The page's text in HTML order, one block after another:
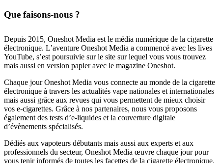
Que faisons-nous ?
Depuis 2015, Oneshot Media est le média numérique de la cigarette
électronique. L’aventure Oneshot Media a commencé avec les lives
YouTube, s’est poursuivie sur le site sur lequel vous vous trouvez
mais aussi en version papier avec le magazine Oneshot.
Chaque jour Oneshot Media vous connecte au monde de la cigarette
électronique à travers les actualités vape nationales et internationales
mais aussi grâce aux revues qui vous permettent de mieux choisir
vos e-cigarettes. Grâce à nos partenaires, nous vous proposons
également des tests d’e-liquides et la couverture digitale
d’évènements spécialisés.
Dédiés aux vapoteurs débutants mais aussi aux experts et aux
professionnels du secteur, Oneshot Media œuvre chaque jour pour
vous tenir informés de toutes les facettes de la cigarette électronique.